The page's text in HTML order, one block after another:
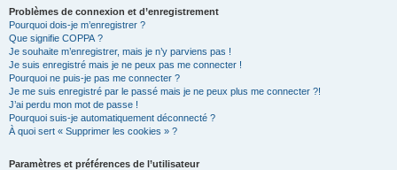
Problèmes de connexion et d’enregistrement
Pourquoi dois-je m’enregistrer ?
Que signifie COPPA ?
Je souhaite m’enregistrer, mais je n’y parviens pas !
Je suis enregistré mais je ne peux pas me connecter !
Pourquoi ne puis-je pas me connecter ?
Je me suis enregistré par le passé mais je ne peux plus me connecter ?!
J’ai perdu mon mot de passe !
Pourquoi suis-je automatiquement déconnecté ?
À quoi sert « Supprimer les cookies » ?
Paramètres et préférences de l’utilisateur